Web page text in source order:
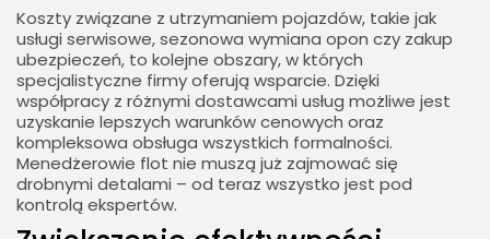
Koszty związane z utrzymaniem pojazdów, takie jak
usługi serwisowe, sezonowa wymiana opon czy zakup
ubezpieczeń, to kolejne obszary, w których
specjalistyczne firmy oferują wsparcie. Dzięki
współpracy z różnymi dostawcami usług możliwe jest
uzyskanie lepszych warunków cenowych oraz
kompleksowa obsługa wszystkich formalności.
Menedżerowie flot nie muszą już zajmować się
drobnymi detalami – od teraz wszystko jest pod
kontrolą ekspertów.